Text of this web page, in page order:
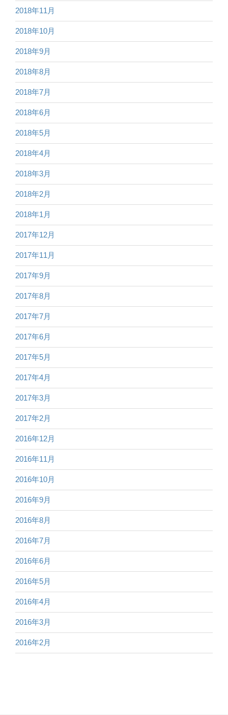
2018年11月
2018年10月
2018年9月
2018年8月
2018年7月
2018年6月
2018年5月
2018年4月
2018年3月
2018年2月
2018年1月
2017年12月
2017年11月
2017年9月
2017年8月
2017年7月
2017年6月
2017年5月
2017年4月
2017年3月
2017年2月
2016年12月
2016年11月
2016年10月
2016年9月
2016年8月
2016年7月
2016年6月
2016年5月
2016年4月
2016年3月
2016年2月